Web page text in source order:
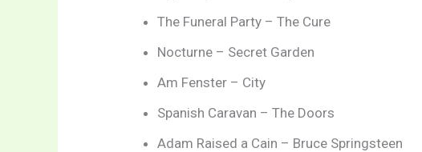
The Funeral Party – The Cure
Nocturne – Secret Garden
Am Fenster – City
Spanish Caravan – The Doors
Adam Raised a Cain – Bruce Springsteen